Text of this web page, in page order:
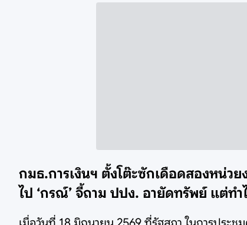
กมธ.การเงินฯ ตั้งโต๊ะซักเดือดสองหน่ว
ไป ‘กรณ์’ จี้ถาม ปปง. อายัดทรัพย์ แต่ท